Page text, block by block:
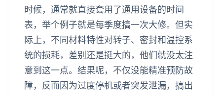
时候，通常就直接套用了通用设备的时间
表，举个例子就是每季度搞一次大修。但实
际上，不同材料特性对转子、密封和温控系
统的损耗，差别还是挺大的，他们就没太注
意到这一点。结果呢，不仅没能精准预防故
障，反而因为过度停机或者突发泄漏，搞出